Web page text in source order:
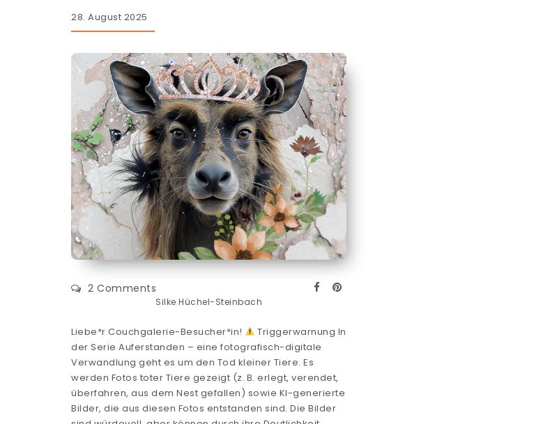
28. August 2025
Silke Hüchel-Steinbach
2 Comments
Liebe*r Couchgalerie-Besucher*in!
Triggerwarnung In
der Serie Auferstanden – eine fotografisch-digitale
Verwandlung geht es um den Tod kleiner Tiere. Es
werden Fotos toter Tiere gezeigt (z. B. erlegt, verendet,
überfahren, aus dem Nest gefallen) sowie KI-generierte
Bilder, die aus diesen Fotos entstanden sind. Die Bilder